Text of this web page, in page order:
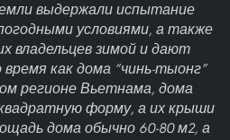
выдержали испытание
условиями, а также
владельцев зимой и дают
как дома “чинь-тыонг”
регионе Вьетнама, дома
форму, а их крыши
дома обычно 60-80 м2, а